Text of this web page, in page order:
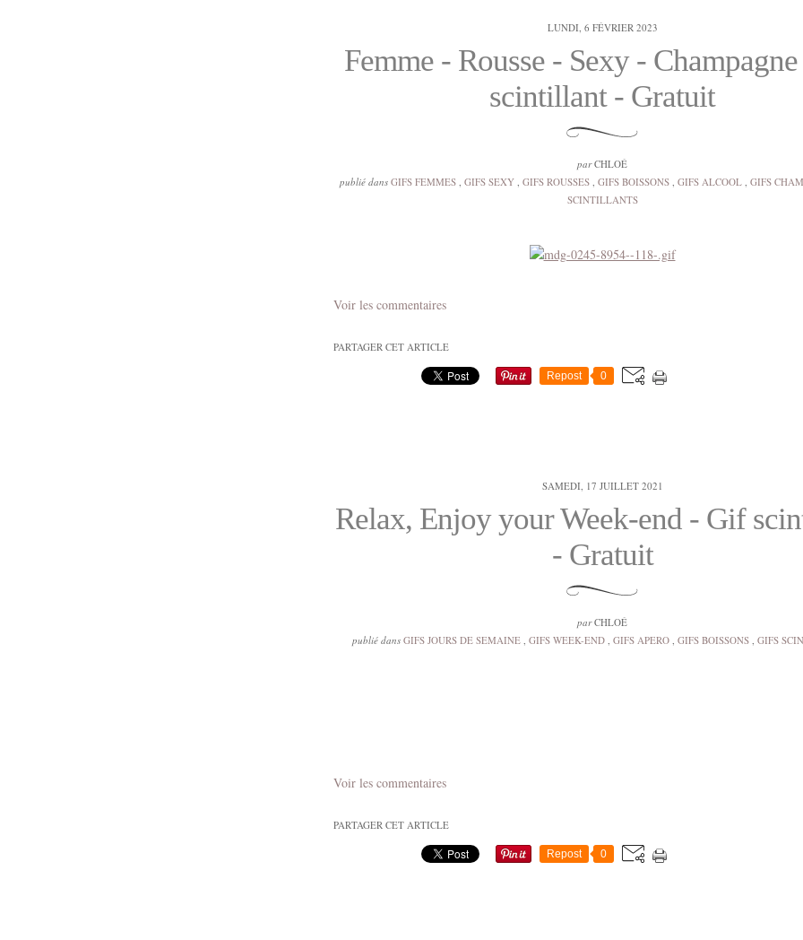
LUNDI, 6 FÉVRIER 2023
Femme - Rousse - Sexy -
scintillant - Gratuit
parCHLOÉ
publié dans GIFS FEMMES , GIFS SEXY , GIFS ROUSSES , GIFS BOISSONS , GIFS ALCOOL , GIFS
SCINTILLANTS
Voir les commentaires
PARTAGER CET ARTICLE
Repost 0
SAMEDI, 17 JUILLET 2021
Relax, Enjoy your Week-end - Gif
- Gratuit
parCHLOÉ
publié dans GIFS JOURS DE SEMAINE , GIFS WEEK-END , GIFS APERO , GIFS BOISSONS , GIFS
Voir les commentaires
PARTAGER CET ARTICLE
Repost 0